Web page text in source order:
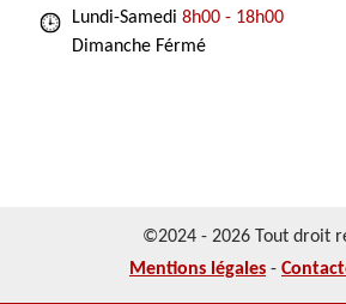
Lundi-Samedi 8h00 - 18h00
Dimanche Férmé
©2024 - 2026 Tout droit
Mentions légales -